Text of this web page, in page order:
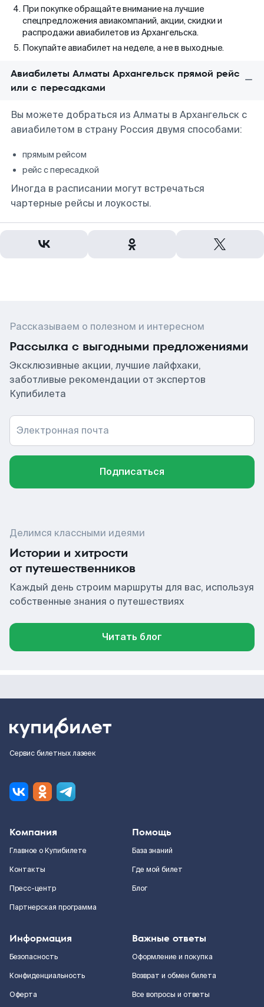
При покупке обращайте внимание на лучшие
спецпредложения авиакомпаний, акции, скидки и
распродажи авиабилетов из Архангельска.
Покупайте авиабилет на неделе, а не в выходные.
Авиабилеты Алматы Архангельск прямой рейс
или с пересадками
Вы можете добраться из Алматы в Архангельск с
авиабилетом в страну Россия двумя способами:
прямым рейсом
рейс с пересадкой
Иногда в расписании могут встречаться
чартерные рейсы и лоукосты.
Рассказываем о полезном и интересном
Рассылка с выгодными предложениями
Эксклюзивные акции, лучшие лайфхаки,
заботливые рекомендации от экспертов
Купибилета
Электронная почта
Подписаться
Делимся классными идеями
Истории и хитрости
от путешественников
Каждый день строим маршруты для вас, используя
собственные знания о путешествиях
Читать блог
Сервис билетных лазеек
Компания
Главное о Купибилете
Контакты
Пресс-центр
Партнерская программа
Помощь
База знаний
Где мой билет
Блог
Информация
Безопасность
Конфиденциальность
Оферта
Важные ответы
Оформление и покупка
Возврат и обмен билета
Все вопросы и ответы